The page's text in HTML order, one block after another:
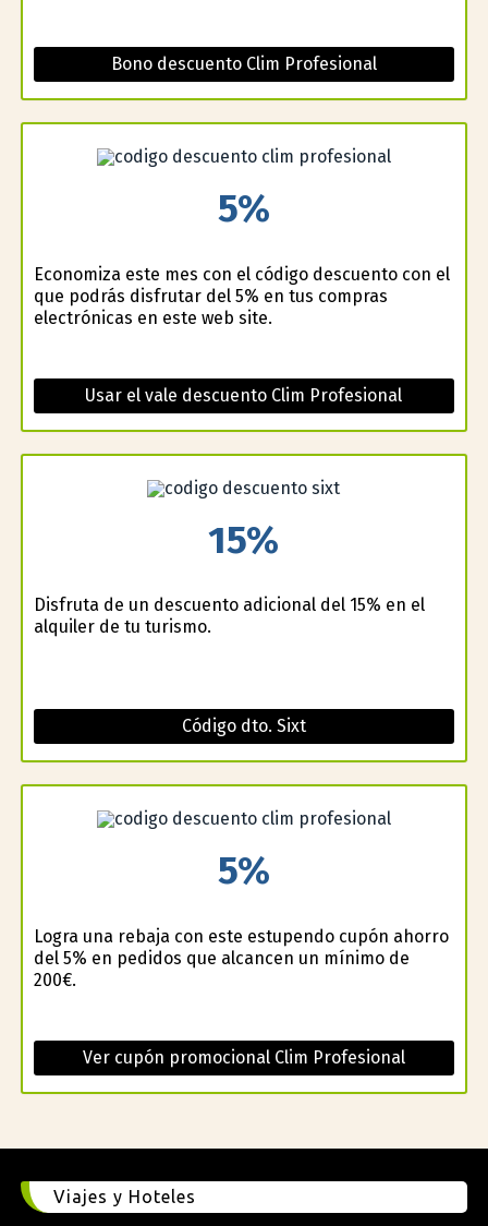
Bono descuento Clim Profesional
5%
Economiza este mes con el código descuento con el
que podrás disfrutar del 5% en tus compras
electrónicas en este web site.
Usar el vale descuento Clim Profesional
15%
Disfruta de un descuento adicional del 15% en el
alquiler de tu turismo.
Código dto. Sixt
5%
Logra una rebaja con este estupendo cupón ahorro
del 5% en pedidos que alcancen un mínimo de
200€.
Ver cupón promocional Clim Profesional
Viajes y Hoteles